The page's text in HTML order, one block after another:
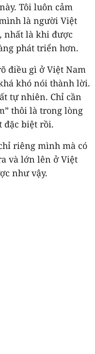
Tôi luôn cảm
là người Việt
nhất là khi được
phát triển hơn.
điều gì ở Việt Nam
khó nói thành lời.
tự nhiên. Chỉ cần
thôi là trong lòng
đặc biệt rồi.
riêng mình mà có
và lớn lên ở Việt
như vậy.